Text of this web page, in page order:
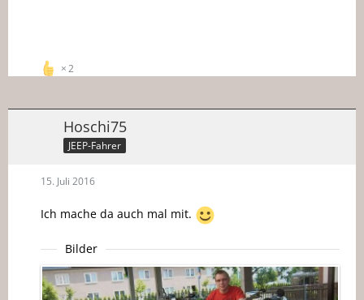
2
Hoschi75
JEEP-Fahrer
15. Juli 2016
Ich mache da auch mal mit.
Bilder